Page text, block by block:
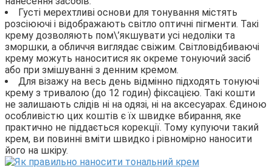
Густі мерехтливі основи для тонування містять
розсіюючі і відображають світло оптичні пігменти. Такі
крему дозволяють пом\’якшувати усі недоліки та
зморшки, а обличчя виглядає свіжим. Світловідбиваючі
крему можуть наноситися як окреме тонуючий засіб
або при змішуванні з денним кремом.
Для візажу на весь день відмінно підходять тонуючі
крему з тривалою (до 12 годин) фіксацією. Такі кошти
не залишають слідів ні на одязі, ні на аксесуарах. Єдиною
особливістю цих коштів є їх швидке вбирання, яке
практично не піддається корекції. Тому купуючи такий
крем, ви повинні вміти швидко і рівномірно наносити
його на шкіру.